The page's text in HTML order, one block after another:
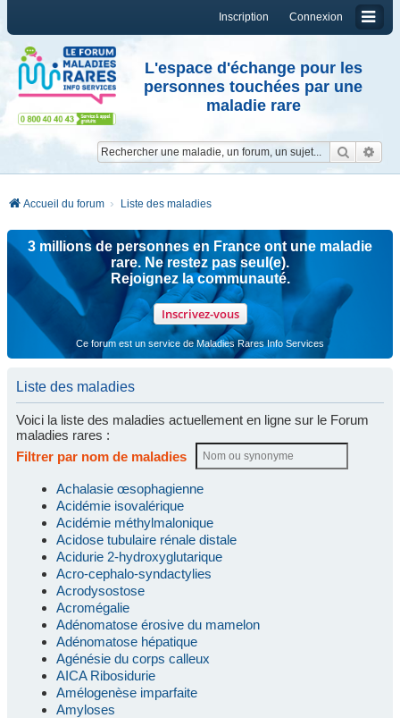
Connexion
Inscription
L'espace d'échange pour les
personnes touchées par une
maladie rare
Accueil du forum Liste des maladies
3 millions de personnes en France ont une maladie
rare. Ne restez pas seul(e).
Rejoignez la communauté.
Inscrivez-vous
Ce forum est un service de Maladies Rares Info Services
Liste des maladies
Voici la liste des maladies actuellement en ligne sur le Forum
maladies rares :
Filtrer par nom de maladies
Achalasie œsophagienne
Acidémie isovalérique
Acidémie méthylmalonique
Acidose tubulaire rénale distale
Acidurie 2-hydroxyglutarique
Acro-cephalo-syndactylies
Acrodysostose
Acromégalie
Adénomatose érosive du mamelon
Adénomatose hépatique
Agénésie du corps calleux
AICA Ribosidurie
Amélogenèse imparfaite
Amyloses